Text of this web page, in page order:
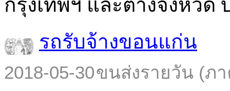
กรุงเทพฯ และต่างจังหวัด
รถรับจ้างขอนแก่น
2018-05-30ขนส่งรายวัน (ภ